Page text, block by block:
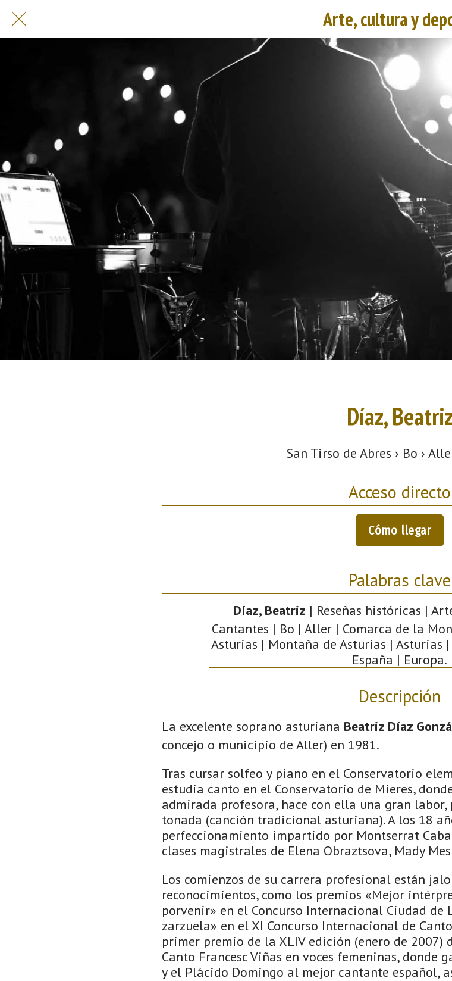
Arte, cultura y
Díaz, Beatriz
San Tirso de Abres › Bo ›
Acceso directo
Cómo llegar
Palabras clave
Díaz, Beatriz | Reseñas históricas |
Cantantes | Bo | Aller | Comarca de la
Asturias | Montaña de Asturias | Asturias
España | Europa.
Descripción
La excelente soprano asturiana Beatriz Díaz
concejo o municipio de Aller) en 1981.
Tras cursar solfeo y piano en el Conservatorio
estudia canto en el Conservatorio de Mieres,
admirada profesora, hace con ella una gran
tonada (canción tradicional asturiana). A los 18
perfeccionamiento impartido por Montserrat
clases magistrales de Elena Obraztsova, Mady
Los comienzos de su carrera profesional están
reconocimientos, como los premios «Mejor
porvenir» en el Concurso Internacional Ciudad de
zarzuela» en el XI Concurso Internacional de
primer premio de la XLIV edición (enero de 2007)
Canto Francesc Viñas en voces femeninas, donde
y el Plácido Domingo al mejor cantante español,